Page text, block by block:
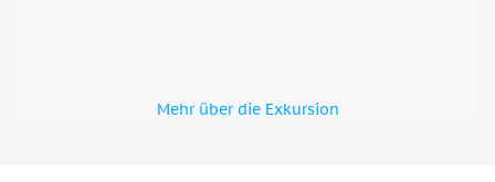
Mehr über die Exkursion